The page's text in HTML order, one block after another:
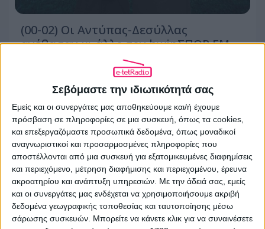
Σεβόμαστε την ιδιωτικότητά σας
Εμείς και οι συνεργάτες μας αποθηκεύουμε και/ή έχουμε
πρόσβαση σε πληροφορίες σε μια συσκευή, όπως τα cookies,
και επεξεργαζόμαστε προσωπικά δεδομένα, όπως μοναδικοί
αναγνωριστικοί και προσαρμοσμένες πληροφορίες που
αποστέλλονται από μια συσκευή για εξατομικευμένες διαφημίσεις
και περιεχόμενο, μέτρηση διαφήμισης και περιεχομένου, έρευνα
ακροατηρίου και ανάπτυξη υπηρεσιών. Με την άδειά σας, εμείς
και οι συνεργάτες μας ενδέχεται να χρησιμοποιήσουμε ακριβή
δεδομένα γεωγραφικής τοποθεσίας και ταυτοποίησης μέσω
σάρωσης συσκευών. Μπορείτε να κάνετε κλικ για να συναινέσετε
(00-02) Οι Αντύπας-Δεσύλλας
ανέβασαν κι άλλο τον bwinΣΠΟΡ FM
94.6, μια ακόμη πρωτιά για τον
23.07.2026 - 18:38